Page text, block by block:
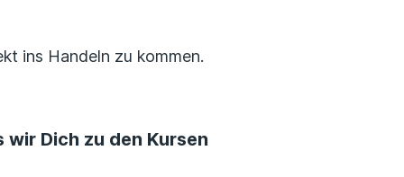
ins Handeln zu kommen.
Dich zu den Kursen